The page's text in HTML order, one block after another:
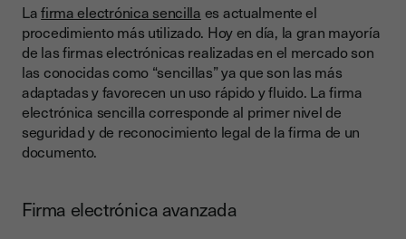
Lafirma electrónica sencilla es actualmente el
procedimiento más utilizado. Hoy en día, la gran mayoría
de las firmas electrónicas realizadas en el mercado son
las conocidas como “sencillas” ya que son las más
adaptadas y favorecen un uso rápido y fluido. La firma
electrónica sencilla corresponde al primer nivel de
seguridad y de reconocimiento legal de la firma de un
documento.
Firma electrónica avanzada